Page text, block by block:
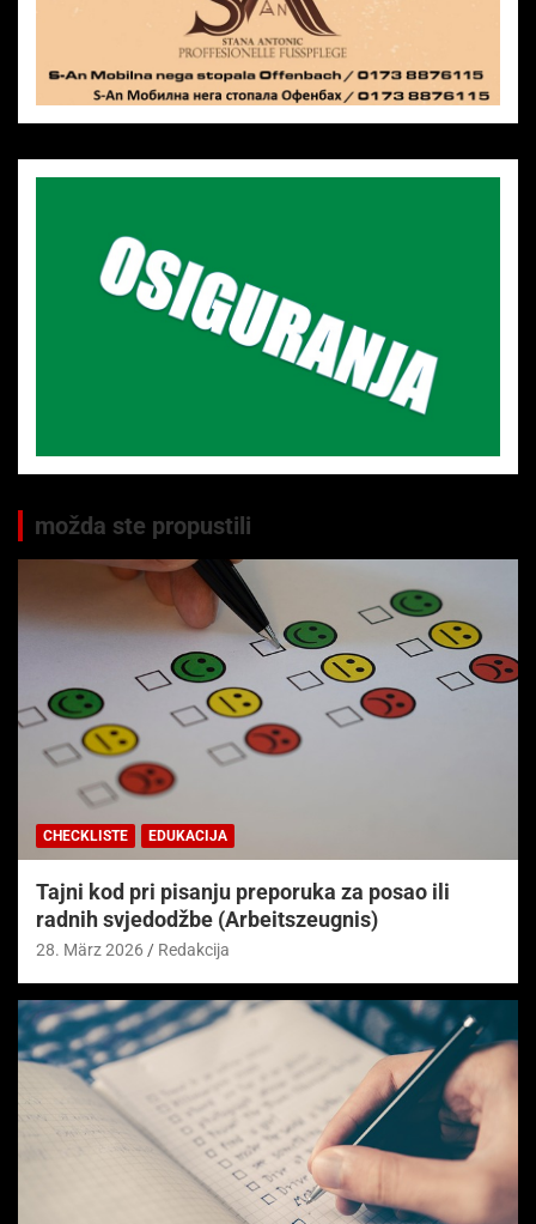
možda ste propustili
CHECKLISTE EDUKACIJA
Tajni kod pri pisanju preporuka za posao ili
radnih svjedodžbe (Arbeitszeugnis)
28. März 2026 Redakcija